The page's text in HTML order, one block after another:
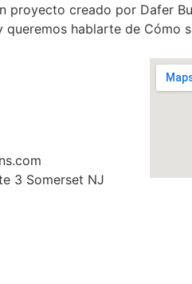
creado por Dafer
hablarte de Cómo
3 Somerset NJ